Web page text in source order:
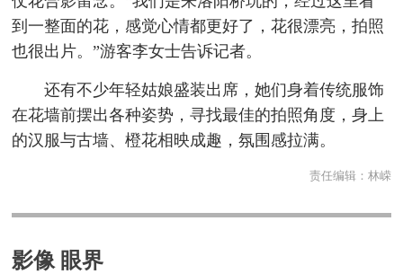
到一整面的花，感觉心情都更好了，花很漂亮，拍照
也很出片。”游客李女士告诉记者。
还有不少年轻姑娘盛装出席，她们身着传统服饰
在花墙前摆出各种姿势，寻找最佳的拍照角度，身上
的汉服与古墙、橙花相映成趣，氛围感拉满。
责任编辑： 林嵘
影像 眼界